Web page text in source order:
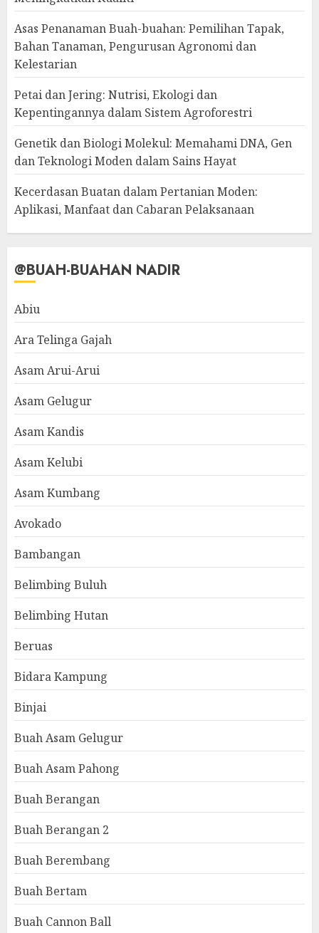
Asas Penanaman Buah-buahan: Pemilihan Tapak,
Bahan Tanaman, Pengurusan Agronomi dan
Kelestarian
Petai dan Jering: Nutrisi, Ekologi dan
Kepentingannya dalam Sistem Agroforestri
Genetik dan Biologi Molekul: Memahami DNA, Gen
dan Teknologi Moden dalam Sains Hayat
Kecerdasan Buatan dalam Pertanian Moden:
Aplikasi, Manfaat dan Cabaran Pelaksanaan
@BUAH-BUAHAN NADIR
Abiu
Ara Telinga Gajah
Asam Arui-Arui
Asam Gelugur
Asam Kandis
Asam Kelubi
Asam Kumbang
Avokado
Bambangan
Belimbing Buluh
Belimbing Hutan
Beruas
Bidara Kampung
Binjai
Buah Asam Gelugur
Buah Asam Pahong
Buah Berangan
Buah Berangan 2
Buah Berembang
Buah Bertam
Buah Cannon Ball